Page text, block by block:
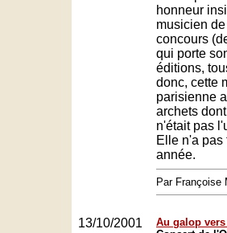
honneur
musicien
concours
qui porte
éditions,
donc, cette
parisienne
archets
n'était pas
Elle n'a pas
année.
Par Françoise
13/10/2001
Au galop